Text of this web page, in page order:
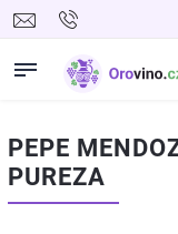
PEPE
PUREZA